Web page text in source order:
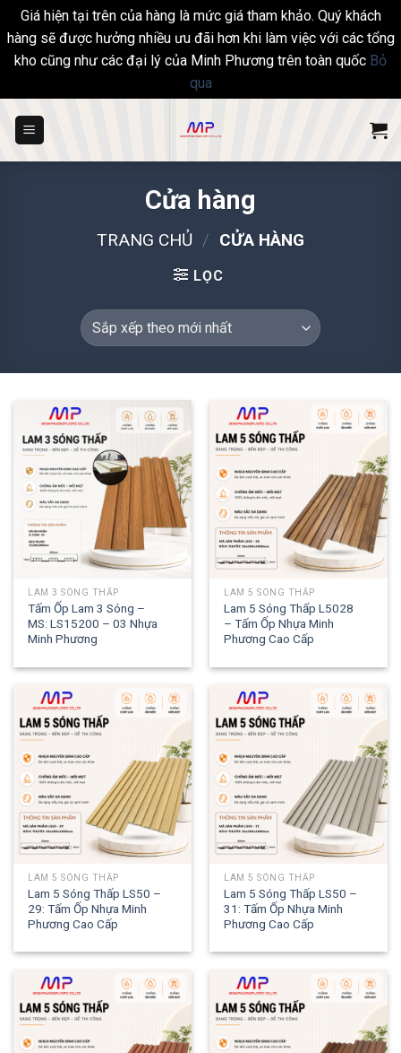
Giá hiện tại trên của hàng là mức giá tham khảo. Quý khách
hàng sẽ được hưởng nhiều ưu đãi hơn khi làm việc với các tổng
kho cũng như các đại lý của Minh Phương trên toàn quốc Bỏ
qua
Cửa hàng
TRANG CHỦ / CỬA HÀNG
LỌC
LAM 3 SÓNG THẤP
Tấm Ốp Lam 3 Sóng –
MS: LS15200 – 03 Nhựa
Minh Phương
LAM 5 SÓNG THẤP
Lam 5 Sóng Thấp L5028
– Tấm Ốp Nhựa Minh
Phương Cao Cấp
LAM 5 SÓNG THẤP
Lam 5 Sóng Thấp LS50 –
29: Tấm Ốp Nhựa Minh
Phương Cao Cấp
LAM 5 SÓNG THẤP
Lam 5 Sóng Thấp LS50 –
31: Tấm Ốp Nhựa Minh
Phương Cao Cấp